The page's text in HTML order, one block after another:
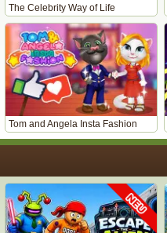
The Celebrity Way of Life
Tom and Angela Insta Fashion